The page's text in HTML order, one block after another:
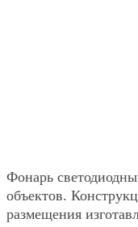
Фонарь
объектов.
размещения